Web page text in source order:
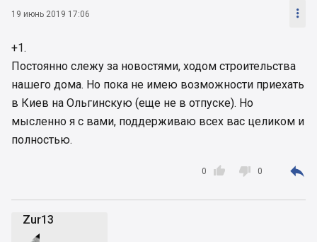
19 июнь 2019 17:06 
+1.
Постоянно слежу за новостями, ходом строительства
нашего дома. Но пока не имею возможности приехать
в Киев на Ольгинскую (еще не в отпуске). Но
мысленно я с вами, поддерживаю всех вас целиком и
полностью.

0  0 
Zur13